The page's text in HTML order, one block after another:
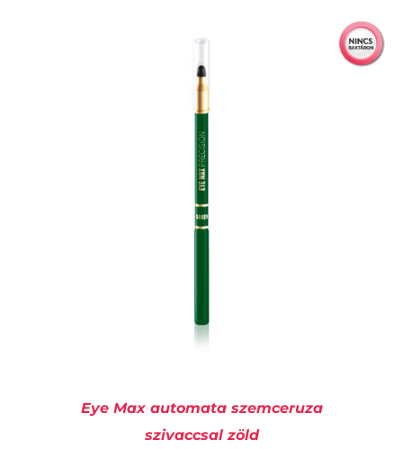
RÉSZLETEK
Eye Max automata szemceruza
szivaccsal zöld